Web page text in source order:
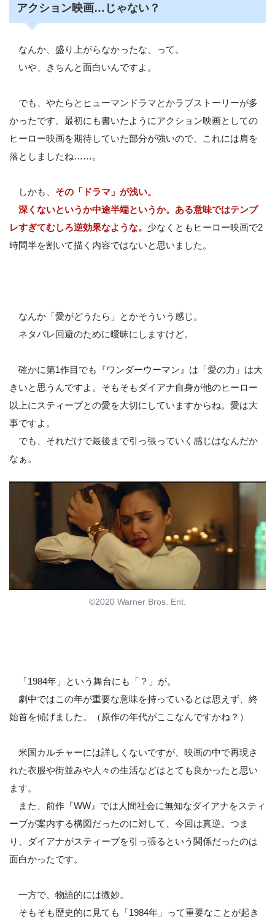
アクション映画…じゃない？
なんか、盛り上がらなかったな、って。
いや、きちんと面白いんですよ。
でも、やたらとヒューマンドラマとかラブストーリーが多
かったです。最初にも書いたようにアクション映画としての
ヒーロー映画を期待していた部分が強いので、これには肩を
落としましたね……。
しかも、 その「ドラマ」が浅い。
深くないというか中途半端というか。ある意味ではテンプ
レすぎてむしろ逆効果なような。 少なくともヒーロー映画で2
時間半を割いて描く内容ではないと思いました。
なんか「愛がどうたら」とかそういう感じ。
ネタバレ回避のために曖昧にしますけど。
確かに第1作目でも『ワンダーウーマン』は「愛の力」は大
きいと思うんですよ。そもそもダイアナ自身が他のヒーロー
以上にスティーブとの愛を大切にしていますからね。愛は大
事ですよ。
でも、それだけで最後まで引っ張っていく感じはなんだか
なぁ。
©2020 Warner Bros. Ent.
「1984年」という舞台にも「？」が。
劇中ではこの年が重要な意味を持っているとは思えず、終
始首を傾げました。（原作の年代がここなんですかね？）
米国カルチャーには詳しくないですが、映画の中で再現さ
れた衣服や街並みや人々の生活などはとても良かったと思い
ます。
また、前作『WW』では人間社会に無知なダイアナをスティ
ーブが案内する構図だったのに対して、今回は真逆。つま
り、ダイアナがスティーブを引っ張るという関係だったのは
面白かったです。
一方で、物語的には微妙。
そもそも歴史的に見ても「1984年」って重要なことが起き